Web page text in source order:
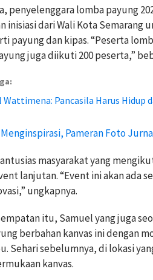
penyelenggara lomba payung
inisiasi dari Wali Kota
payung dan kipas. “Peserta
juga diikuti 200 peserta,”
Wattimena: Pancasila Harus Hidup
Menginspirasi, Pameran Foto
masyarakat yang
lanjutan. “Event ini akan ada
ungkapnya.
itu, Samuel yang juga
berbahan kanvas ini dengan
Sehari sebelumnya, di lokasi
kanvas.